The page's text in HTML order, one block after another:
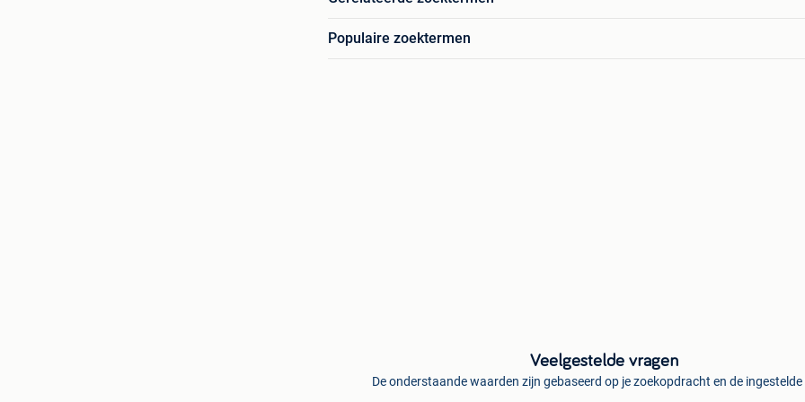
Populaire zoektermen
Veelgestelde vragen
De onderstaande waarden zijn gebaseerd op je zoekopdracht en de